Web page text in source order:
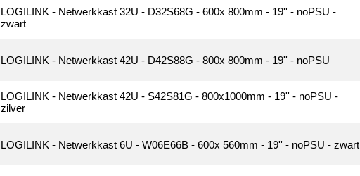
LOGILINK - Netwerkkast 32U - D32S68G - 600x 800mm - 19'' - noPSU -
zwart
LOGILINK - Netwerkkast 42U - D42S88G - 800x 800mm - 19'' - noPSU
LOGILINK - Netwerkkast 42U - S42S81G - 800x1000mm - 19'' - noPSU -
zilver
LOGILINK - Netwerkkast 6U - W06E66B - 600x 560mm - 19'' - noPSU - zwart